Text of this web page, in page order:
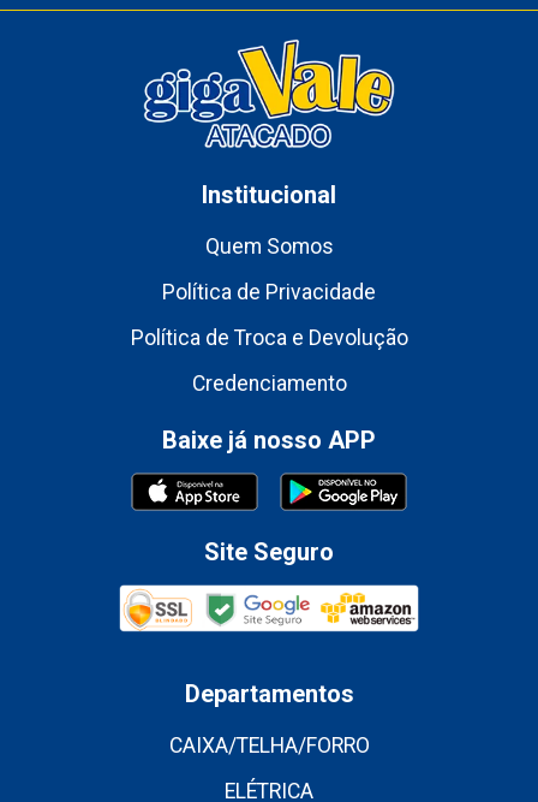
Institucional
Quem Somos
Política de Privacidade
Política de Troca e Devolução
Credenciamento
Baixe já nosso APP
Site Seguro
Departamentos
CAIXA/TELHA/FORRO
ELÉTRICA